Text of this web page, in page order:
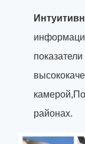
районах.